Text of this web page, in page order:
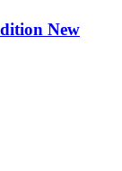
New